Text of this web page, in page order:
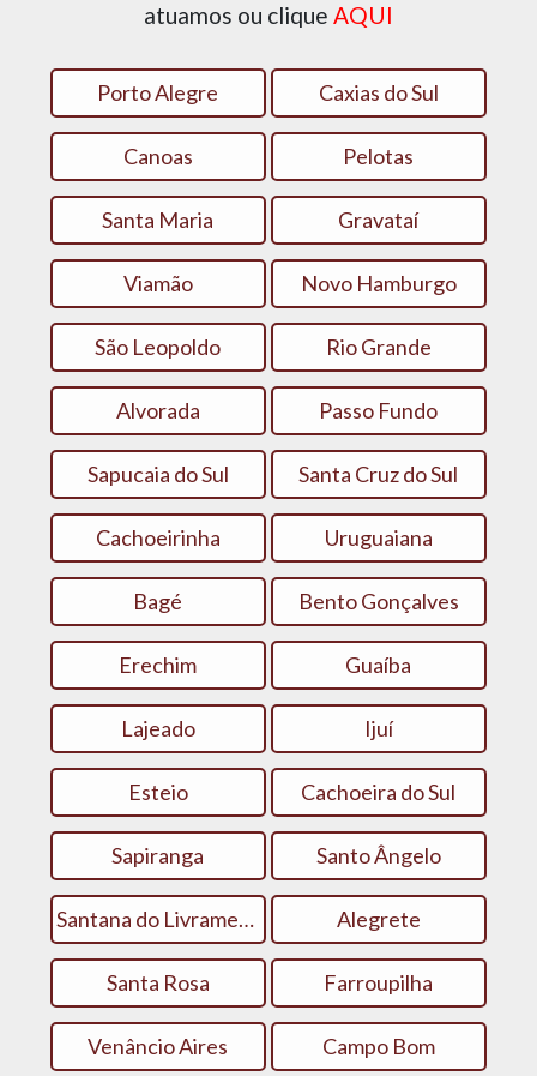
atuamos ou clique AQUI
Porto Alegre Caxias do Sul
Canoas Pelotas
Santa Maria Gravataí
Viamão Novo Hamburgo
São Leopoldo Rio Grande
Alvorada Passo Fundo
Sapucaia do Sul Santa Cruz do Sul
Cachoeirinha Uruguaiana
Bagé Bento Gonçalves
Erechim Guaíba
Lajeado Ijuí
Esteio Cachoeira do Sul
Sapiranga Santo Ângelo
Santana do Livramento Alegrete
Santa Rosa Farroupilha
Venâncio Aires Campo Bom